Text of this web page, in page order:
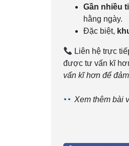
Gần nhiều
hằng ngày.
Đặc biệt,
Liên hệ trực
được tư vấn kĩ
vấn kĩ hơn để
Xem thêm bài